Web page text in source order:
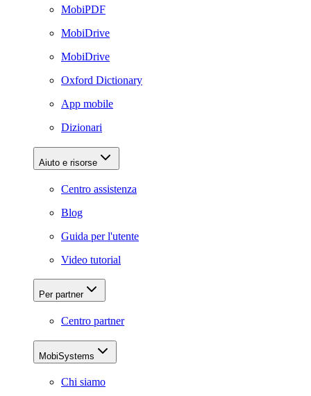
MobiPDF
MobiDrive
MobiDrive
Oxford Dictionary
App mobile
Dizionari
Aiuto e risorse
Centro assistenza
Blog
Guida per l'utente
Video tutorial
Per partner
Centro partner
MobiSystems
Chi siamo